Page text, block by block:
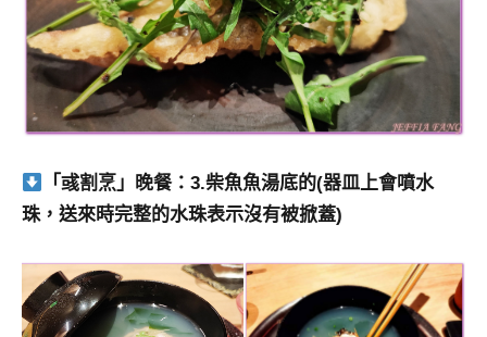
「彧割烹」晚餐：3.柴魚魚湯底的(器皿上會噴水
珠，送來時完整的水珠表示沒有被掀蓋)